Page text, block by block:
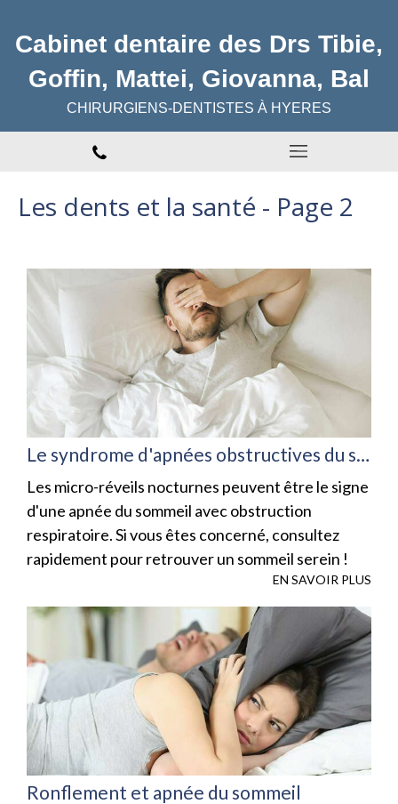
Cabinet dentaire des Drs Tibie,
Goffin, Mattei, Giovanna, Bal
CHIRURGIENS-DENTISTES À HYERES
Les dents et la santé - Page 2
Le syndrome d'apnées obstructives du sommeil (saos)
Les micro-réveils nocturnes peuvent être le signe
d'une apnée du sommeil avec obstruction
respiratoire. Si vous êtes concerné, consultez
rapidement pour retrouver un sommeil serein !
EN SAVOIR PLUS
Ronflement et apnée du sommeil